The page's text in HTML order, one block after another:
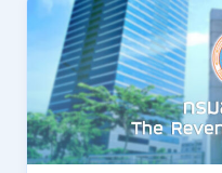
รับ
สมัคร
บุคคล
พลเรือน
เป็น
พนักงาน
ราชการ
66